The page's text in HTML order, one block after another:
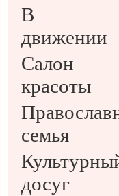
В
движении
Салон
красоты
семья
досуг